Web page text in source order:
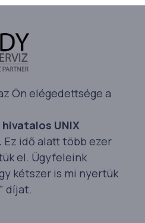
Ön elégedettsége a
UNIX
Ez idő alatt több ezer
el. Ügyfeleink
kétszer is mi nyertük
díjat.